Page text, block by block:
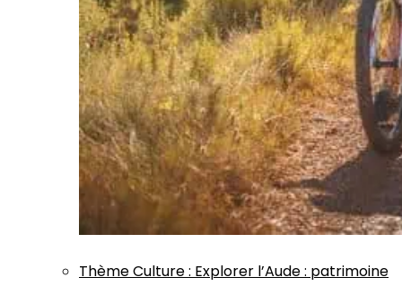
ThèmeCulture: Explorer l’Aude : patrimoine